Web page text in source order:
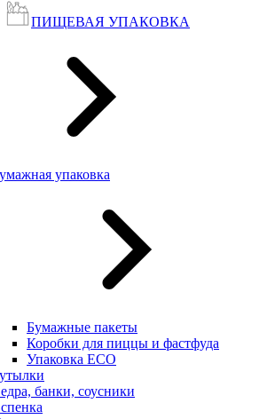
ПИЩЕВАЯ УПАКОВКА
упаковка
Бумажные пакеты
Коробки для пиццы и фастфуда
Упаковка ECO
банки, соусники